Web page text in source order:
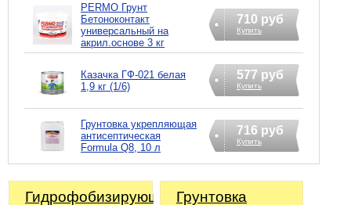
PERMO Грунт
Бетоноконтакт
универсальный на
акрил.основе 3 кг
710 руб
Купить
Казачка ГФ-021 белая
1,9 кг (1/6)
577 руб
Купить
Грунтовка укрепляющая
антисептическая
Formula Q8, 10 л
716 руб
Купить
ГидрофобизирующийГрунтовка